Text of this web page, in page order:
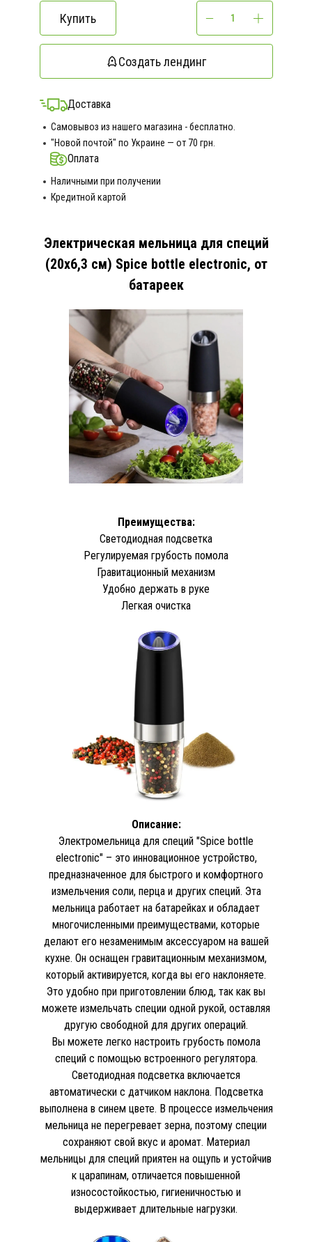
Купить
Создать лендинг
Доставка
Самовывоз из нашего магазина - бесплатно.
"Новой почтой" по Украине — от 70 грн.
Оплата
Наличными при получении
Кредитной картой
Электрическая мельница для специй
(20х6,3 см) Spice bottle electronic, от
батареек
Преимущества:
Светодиодная подсветка
Регулируемая грубость помола
Гравитационный механизм
Удобно держать в руке
Легкая очистка
Описание:
Электромельница для специй "Spice bottle
electronic" – это инновационное устройство,
предназначенное для быстрого и комфортного
измельчения соли, перца и других специй. Эта
мельница работает на батарейках и обладает
многочисленными преимуществами, которые
делают его незаменимым аксессуаром на вашей
кухне. Он оснащен гравитационным механизмом,
который активируется, когда вы его наклоняете.
Это удобно при приготовлении блюд, так как вы
можете измельчать специи одной рукой, оставляя
другую свободной для других операций.
Вы можете легко настроить грубость помола
специй с помощью встроенного регулятора.
Светодиодная подсветка включается
автоматически с датчиком наклона. Подсветка
выполнена в синем цвете. В процессе измельчения
мельница не перегревает зерна, поэтому специи
сохраняют свой вкус и аромат. Материал
мельницы для специй приятен на ощупь и устойчив
к царапинам, отличается повышенной
износостойкостью, гигиеничностью и
выдерживает длительные нагрузки.